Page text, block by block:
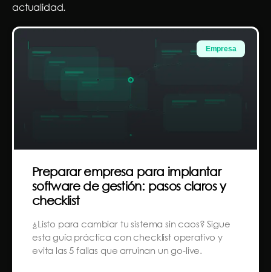
actualidad.
Empresa
Preparar empresa para implantar
software de gestión: pasos claros y
checklist
¿Listo para cambiar tu sistema sin caos? Sigue
esta guía práctica con checklist operativo y
evita las 5 fallas que arruinan un go‑live.